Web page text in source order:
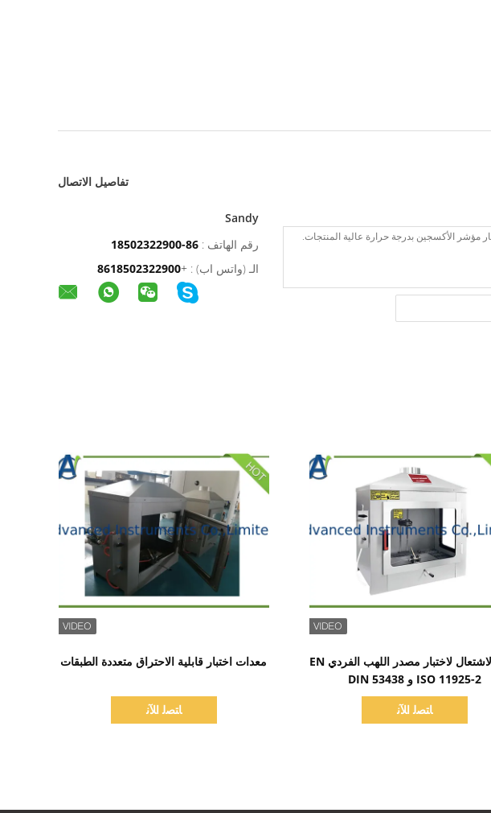
تفاصيل الاتصال
Sandy
رقم الهاتف : 86-18502322900
الـ (واتس اب) : +
8618502322900
معدات اختبار قابلية الاحتراق متعددة الطبقات
ﺎﺘﺼﻟ ﺍﻶﻧ
جهاز الاشتعال لاختبار مصدر اللهب الفردي EN
ISO 11925-2 و DIN 53438
ﺎﺘﺼﻟ ﺍﻶﻧ